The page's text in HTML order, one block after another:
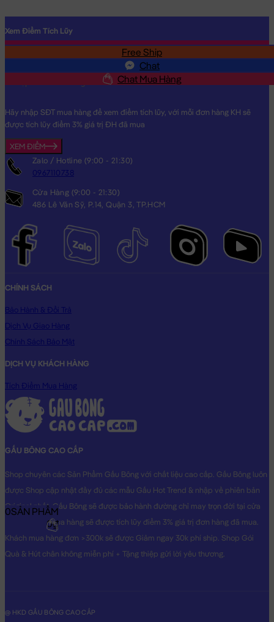
Free Ship
Chat
Chat Mua Hàng
Xem Điểm Tích Lũy
Hãy nhập SĐT mua hàng để xem điểm tích lũy, với mỗi đơn hàng KH sẽ
được tích lũy điểm 3% giá trị ĐH đã mua
XEM ĐIỂM
Zalo / Hotline (9:00 - 21:30)
0967110738
Cửa Hàng (9:00 - 21:30)
486 Lê Văn Sỹ, P.14, Quận 3, TP.HCM
CHÍNH SÁCH
Bảo Hành & Đổi Trả
Dịch Vụ Giao Hàng
Chính Sách Bảo Mật
DỊCH VỤ KHÁCH HÀNG
Tích Điểm Mua Hàng
GẤU BÔNG CAO CẤP
Shop chuyên các Sản Phẩm Gấu Bông với chất liệu cao cấp. Gấu Bông luôn
được Shop cập nhật đầy đủ các mẫu Gấu Hot Trend & nhập về phiên bản
Original nhất. Gấu Bông sẽ được bảo hành đường chỉ may trọn đời tại cửa
hàng, Khách mua hàng sẽ được tích lũy điểm 3% giá trị đơn hàng đã mua.
Khách mua hàng đơn >300k sẽ được Giảm ngay 30k phí ship. Shop Gói
Quà & Hút chân không miễn phí + Tặng thiệp gửi lời yêu thương.
@ HKD GẤU BÔNG CAO CẤP
0SẢN PHẨM
0₫